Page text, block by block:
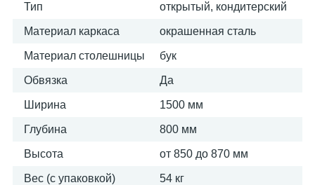
Тип открытый, кондитерский
Материал каркаса окрашенная сталь
Материал столешницы бук
Обвязка Да
Ширина 1500 мм
Глубина 800 мм
Высота от 850 до 870 мм
Вес (с упаковкой) 54 кг